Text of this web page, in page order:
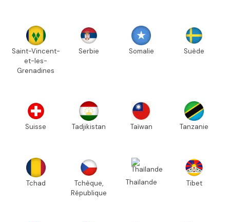
Saint-Vincent-
et-les-
Grenadines
Serbie Somalie Suède
Suisse Tadjikistan Taïwan Tanzanie
Tchad
Tchèque,
République
Thaïlande Tibet